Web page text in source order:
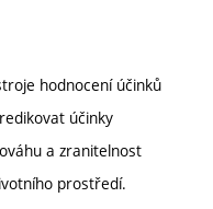
hodnocení účinků
účinky
a zranitelnost
prostředí.